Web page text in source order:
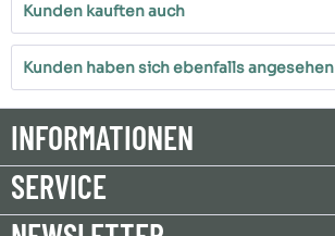
Kunden kauften auch
Kunden haben sich ebenfalls angesehen
INFORMATIONEN
SERVICE